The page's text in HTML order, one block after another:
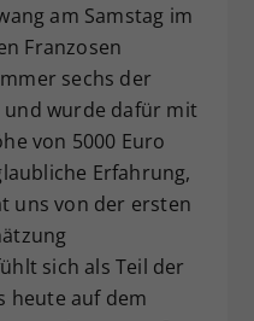
am Samstag im
Franzosen
sechs der
und wurde dafür mit
von 5000 Euro
Erfahrung,
uns von der ersten
sich als Teil der
heute auf dem